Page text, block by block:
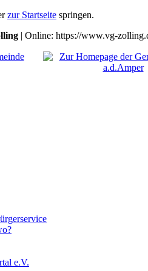
zur Startseite springen.
| Online: https://www.vg-
e.V.